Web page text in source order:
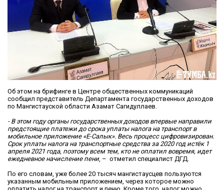
Об этом на брифинге в Центре общественных коммуникаций
сообщил представитель Департамента государственных доходов
по Мангистауской области Азамат Сагидуллаев.
- В этом году органы государственных доходов впервые направили
предстоящие платежи до срока уплаты налога на транспорт в
мобильное приложение «Е-Салык». Весь процесс цифровизирован.
Срок уплаты налога на транспортные средства за 2020 год истёк 1
апреля 2021 года, поэтому всем тем, кто не оплатил вовремя, идет
ежедневное начисление пени, – отметил специалист ДГД.
По его словам, уже более 20 тысяч мангистаусцев пользуются
указанным мобильным приложением, через которое можно